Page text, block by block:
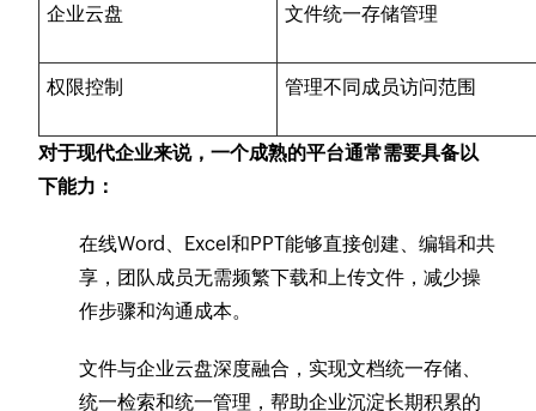
企业云盘 文件统一存储管理
权限控制 管理不同成员访问范围
对于现代企业来说，一个成熟的平台通常需要具备以
下能力：
在线Word、Excel和PPT能够直接创建、编辑和共
享，团队成员无需频繁下载和上传文件，减少操
作步骤和沟通成本。
文件与企业云盘深度融合，实现文档统一存储、
统一检索和统一管理，帮助企业沉淀长期积累的